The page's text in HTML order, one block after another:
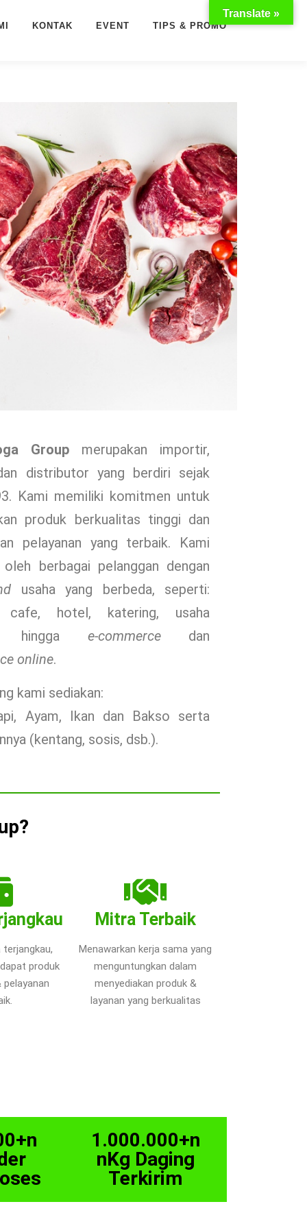
KONTAK EVENT TIPS & PROMO
Group merupakan importir,
distributor yang berdiri sejak
Kami memiliki komitmen untuk
produk berkualitas tinggi dan
pelayanan yang terbaik. Kami
oleh berbagai pelanggan dengan
usaha yang berbeda, seperti:
cafe, hotel, katering, usaha
hingga e-commercedan
online.
kami sediakan:
Ayam, Ikan dan Bakso serta
(kentang, sosis, dsb.).
terjangkau,
produk
Mitra Terbaik
Menawarkan kerja sama yang
menguntungkan dalam
menyediakan produk &
layanan yang berkualitas
1.000.000+n
nKg Daging
Terkirim
Translate »